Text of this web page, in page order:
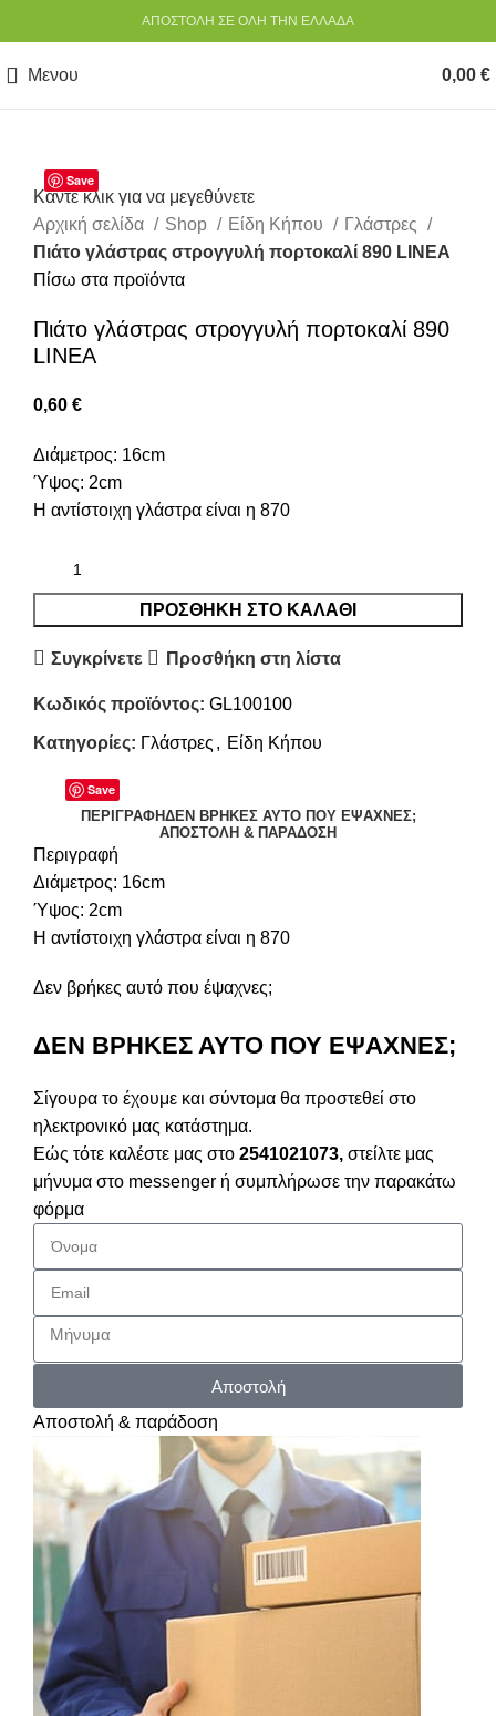
ΑΠΟΣΤΟΛΗ ΣΕ ΟΛΗ ΤΗΝ ΕΛΛΑΔΑ
Μενου 0,00 €
Save
Κάντε κλικ για να μεγεθύνετε
Αρχική σελίδα
Shop Είδη Κήπου
Γλάστρες
Πιάτο γλάστρας στρογγυλή πορτοκαλί 890 LINEA
Πίσω στα προϊόντα
Πιάτο γλάστρας στρογγυλή πορτοκαλί 890
LINEA
0,60 €
Διάμετρος: 16cm
Ύψος: 2cm
Η αντίστοιχη γλάστρα είναι η 870
ΠΡΟΣΘΉΚΗ ΣΤΟ ΚΑΛΆΘΙ
Συγκρίνετε Προσθήκη στη λίστα
Κωδικός προϊόντος: GL100100
Κατηγορίες: Γλάστρες , Είδη Κήπου
Save
ΠΕΡΙΓΡΑΦΉΔΕΝ ΒΡΉΚΕΣ ΑΥΤΌ ΠΟΥ ΈΨΑΧΝΕΣ;
ΑΠΟΣΤΟΛΉ & ΠΑΡΆΔΟΣΗ
Περιγραφή
Διάμετρος: 16cm
Ύψος: 2cm
Η αντίστοιχη γλάστρα είναι η 870
Δεν βρήκες αυτό που έψαχνες;
ΔΕΝ ΒΡΗΚΕΣ ΑΥΤΟ ΠΟΥ ΕΨΑΧΝΕΣ;
Σίγουρα το έχουμε και σύντομα θα προστεθεί στο
ηλεκτρονικό μας κατάστημα.
Εώς τότε καλέστε μας στο 2541021073, στείλτε μας
μήνυμα στο messenger ή συμπλήρωσε την παρακάτω
φόρμα
Αποστολή
Αποστολή & παράδοση